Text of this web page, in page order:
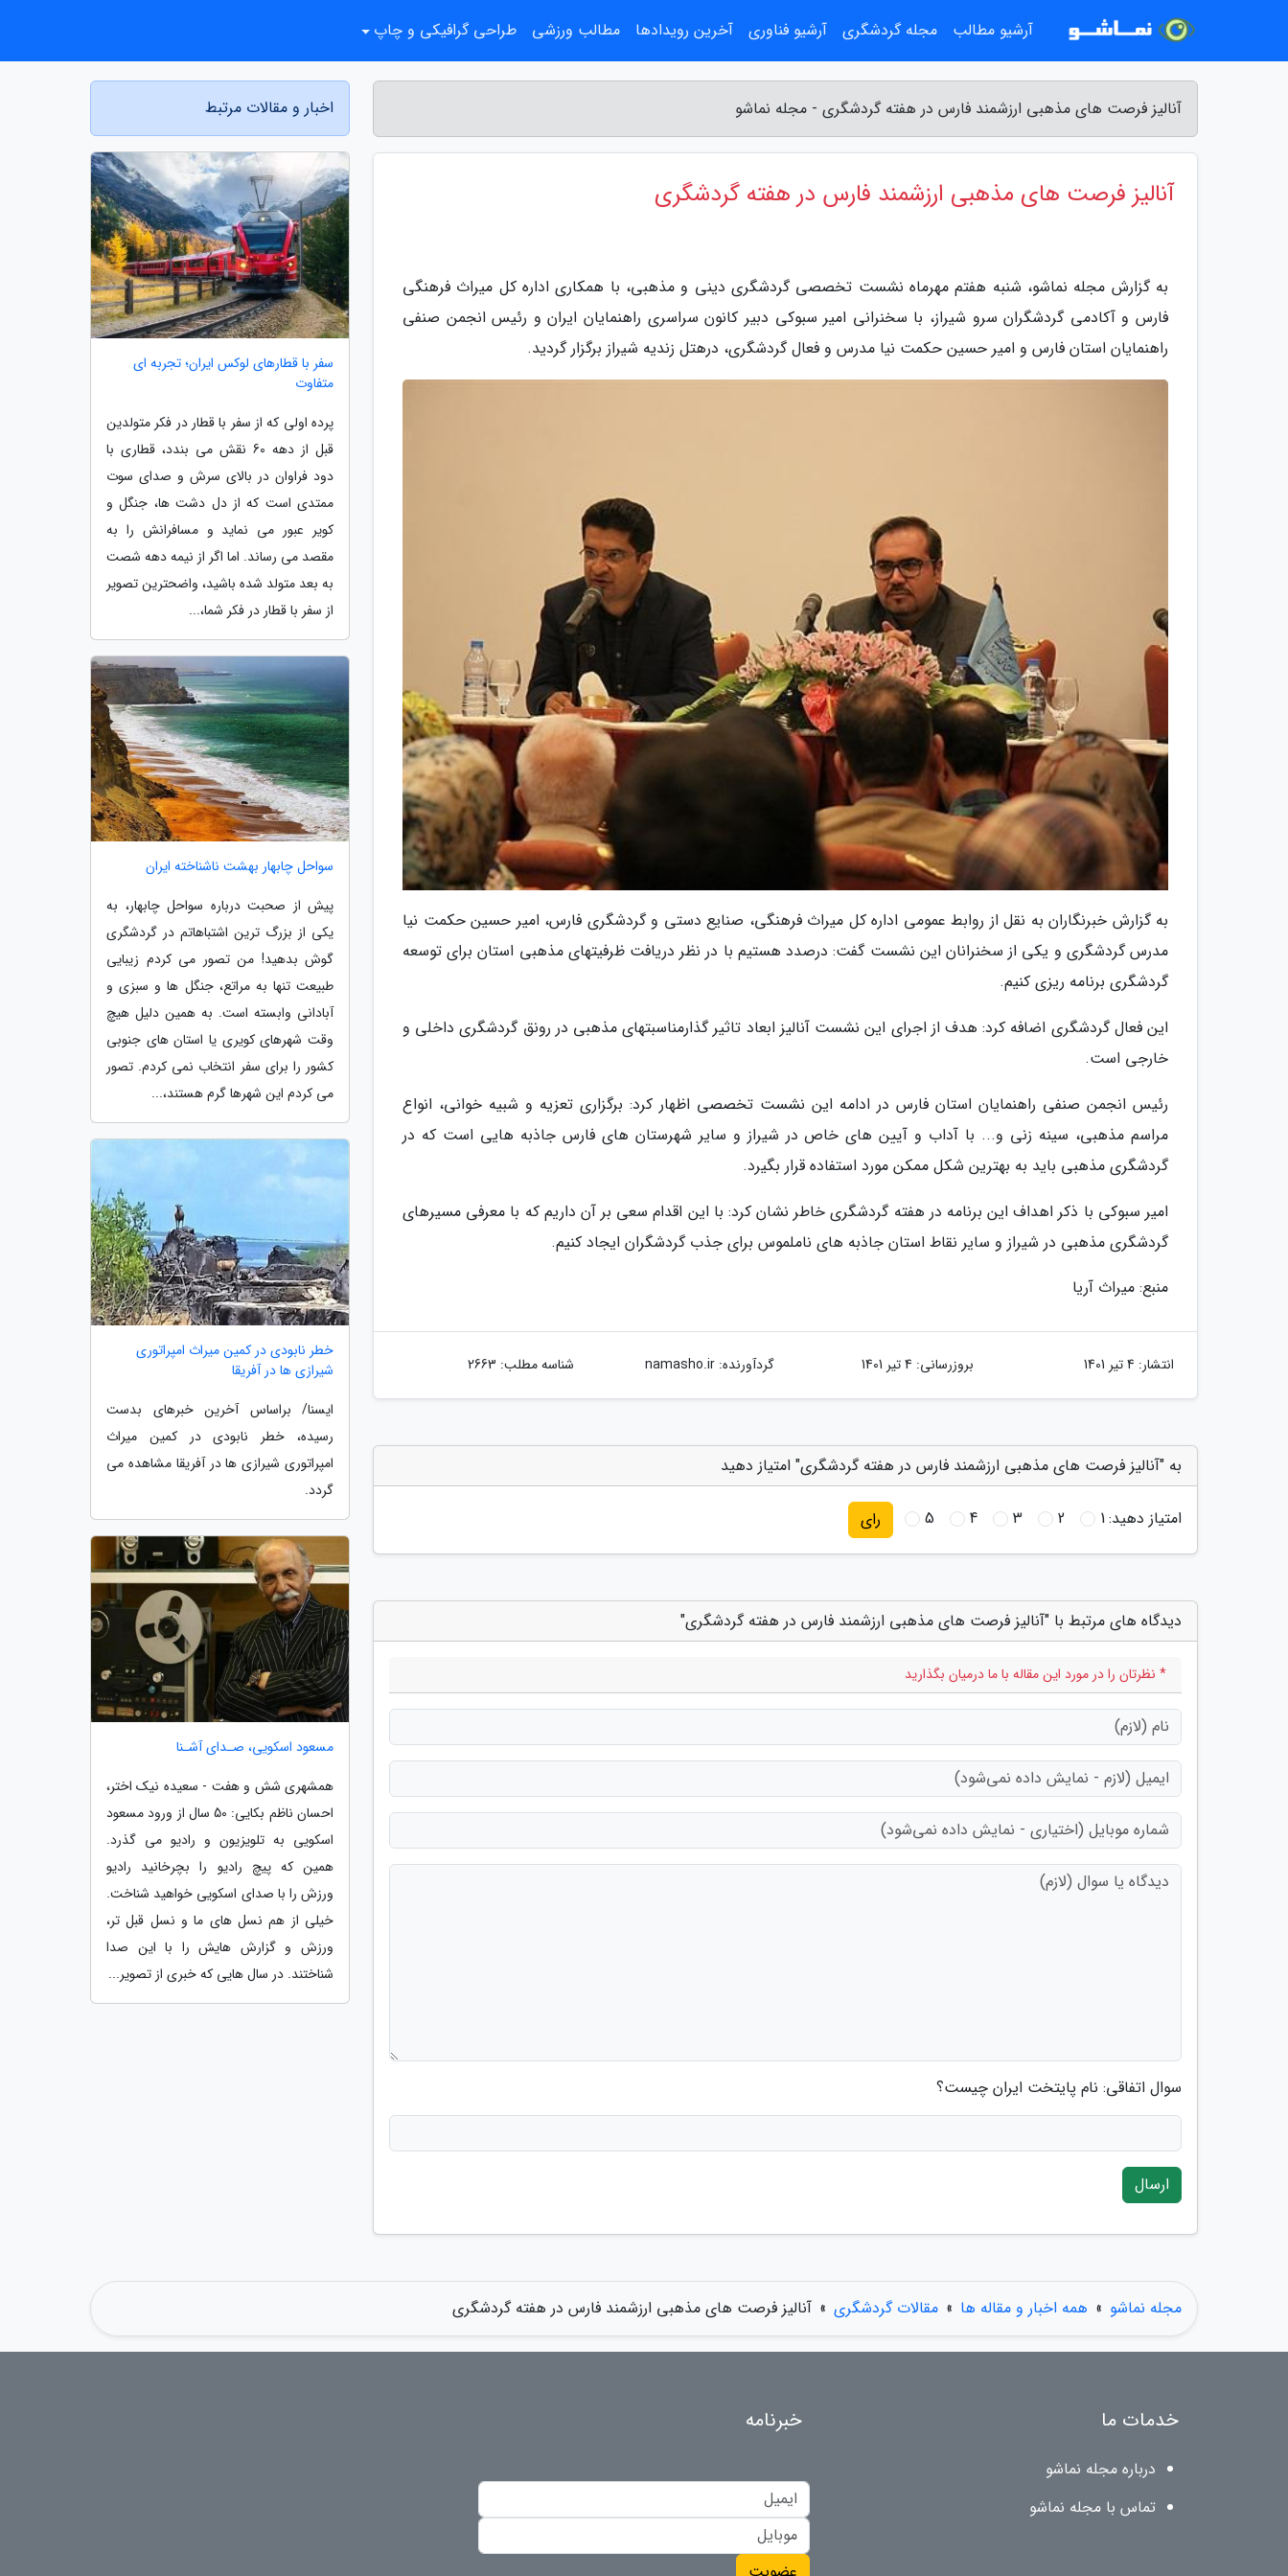
آنالیز فرصت های مذهبی ارزشمند فارس در هفته گردشگری - مجله نماشو
آنالیز فرصت های مذهبی ارزشمند فارس در هفته گردشگری
به گزارش مجله نماشو، شنبه هفتم مهرماه نشست تخصصی گردشگری دینی و مذهبی، با همکاری اداره کل میراث فرهنگی
فارس و آکادمی گردشگران سرو شیراز، با سخنرانی امیر سبوکی دبیر کانون سراسری راهنمایان ایران و رئیس انجمن صنفی
راهنمایان استان فارس و امیر حسین حکمت نیا مدرس و فعال گردشگری، درهتل زندیه شیراز برگزار گردید.
به گزارش خبرنگاران به نقل از روابط عمومی اداره کل میراث فرهنگی، صنایع دستی و گردشگری فارس، امیر حسین حکمت نیا
مدرس گردشگری و یکی از سخنرانان این نشست گفت: درصدد هستیم با در نظر دریافت ظرفیتهای مذهبی استان برای توسعه
گردشگری برنامه ریزی کنیم.
این فعال گردشگری اضافه کرد: هدف از اجرای این نشست آنالیز ابعاد تاثیر گذارمناسبتهای مذهبی در رونق گردشگری داخلی و
خارجی است.
رئیس انجمن صنفی راهنمایان استان فارس در ادامه این نشست تخصصی اظهار کرد: برگزاری تعزیه و شبیه خوانی، انواع
مراسم مذهبی، سینه زنی و... با آداب و آیین های خاص در شیراز و سایر شهرستان های فارس جاذبه هایی است که در
گردشگری مذهبی باید به بهترین شکل ممکن مورد استفاده قرار بگیرد.
امیر سبوکی با ذکر اهداف این برنامه در هفته گردشگری خاطر نشان کرد: با این اقدام سعی بر آن داریم که با معرفی مسیرهای
گردشگری مذهبی در شیراز و سایر نقاط استان جاذبه های ناملموس برای جذب گردشگران ایجاد کنیم.
منبع: میراث آریا
انتشار: 4 تیر 1401 بروزرسانی: 4 تیر 1401 گردآورنده:namasho.ir شناسه مطلب: 2663
به "آنالیز فرصت های مذهبی ارزشمند فارس در هفته گردشگری" امتیاز دهید
امتیاز دهید:1
2
3
4
5 رای
دیدگاه های مرتبط با "آنالیز فرصت های مذهبی ارزشمند فارس در هفته گردشگری"
* نظرتان را در مورد این مقاله با ما درمیان بگذارید
سوال اتفاقی: نام پایتخت ایران چیست؟
ارسال
اخبار و مقالات مرتبط
سفر با قطارهای لوکس ایران؛ تجربه ای
متفاوت
پرده اولی که از سفر با قطار در فکر متولدین
قبل از دهه 60 نقش می بندد، قطاری با
دود فراوان در بالای سرش و صدای سوت
ممتدی است که از دل دشت ها، جنگل و
کویر عبور می نماید و مسافرانش را به
مقصد می رساند. اما اگر از نیمه دهه شصت
به بعد متولد شده باشید، واضحترین تصویر
از سفر با قطار در فکر شما،...
سواحل چابهار بهشت ناشناخته ایران
پیش از صحبت درباره سواحل چابهار، به
یکی از بزرگ ترین اشتباهاتم در گردشگری
گوش بدهید! من تصور می کردم زیبایی
طبیعت تنها به مراتع، جنگل ها و سبزی و
آبادانی وابسته است. به همین دلیل هیچ
وقت شهرهای کویری یا استان های جنوبی
کشور را برای سفر انتخاب نمی کردم. تصور
می کردم این شهرها گرم هستند،...
خطر نابودی در کمین میراث امپراتوری
شیرازی ها در آفریقا
ایسنا/ براساس آخرین خبرهای بدست
رسیده، خطر نابودی در کمین میراث
امپراتوری شیرازی ها در آفریقا مشاهده می
گردد.
مسعود اسکویی، صـدای آشـنا
همشهری شش و هفت - سعیده نیک اختر،
احسان ناظم بکایی: 50 سال از ورود مسعود
اسکویی به تلویزیون و رادیو می گذرد.
همین که پیچ رادیو را بچرخانید رادیو
ورزش را با صدای اسکویی خواهید شناخت.
خیلی از هم نسل های ما و نسل قبل تر،
ورزش و گزارش هایش را با این صدا
شناختند. در سال هایی که خبری از تصویر...
مجله نماشو » همه اخبار و مقاله ها » مقالات گردشگری » آنالیز فرصت های مذهبی ارزشمند فارس در هفته گردشگری
آرشیو مطالب مجله گردشگری آرشیو فناوری آخرین رویدادها مطالب ورزشی طراحی گرافیکی و چاپ
خدمات ما
درباره مجله نماشو
تماس با مجله نماشو
خبرنامه